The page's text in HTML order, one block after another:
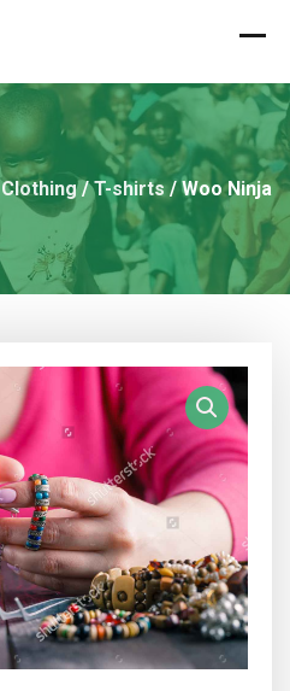
Clothing/T-shirts/ Woo Ninja